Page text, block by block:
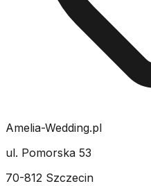
Amelia-Wedding.pl
ul. Pomorska 53
70-812 Szczecin